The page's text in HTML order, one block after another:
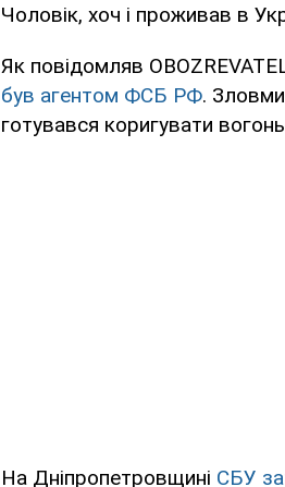
Чоловік, хоч і проживав в
Як повідомляв
був агентом ФСБ РФ.
готувався коригувати
На Дніпропетровщині СБУ